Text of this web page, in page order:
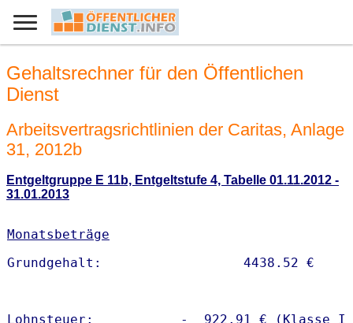
Gehaltsrechner für den Öffentlichen
Dienst
Arbeitsvertragsrichtlinien der Caritas, Anlage
31, 2012b
Entgeltgruppe E 11b, Entgeltstufe 4, Tabelle 01.11.2012 -
31.01.2013
Monatsbeträge
Lohnsteuer:           -  922.91 € (Klasse I)